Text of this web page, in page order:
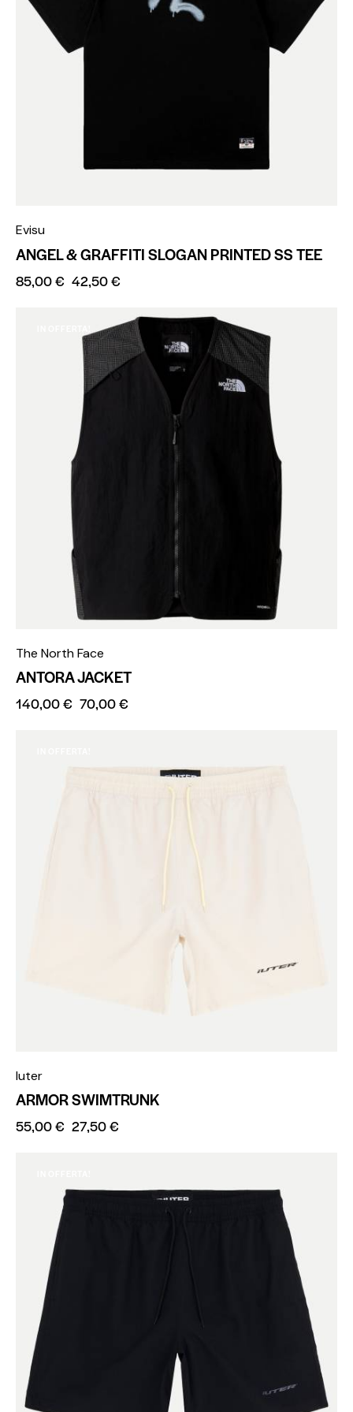
Evisu
ANGEL & GRAFFITI SLOGAN PRINTED SS TEE
85,00€ 42,50€
The North Face
ANTORA JACKET
140,00€ 70,00€
Iuter
ARMOR SWIMTRUNK
55,00€ 27,50€